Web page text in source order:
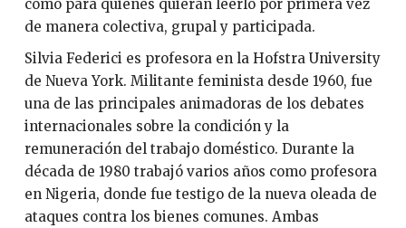
como para quienes quieran leerlo por primera vez
de manera colectiva, grupal y participada.
Silvia Federici es profesora en la Hofstra University
de Nueva York. Militante feminista desde 1960, fue
una de las principales animadoras de los debates
internacionales sobre la condición y la
remuneración del trabajo doméstico. Durante la
década de 1980 trabajó varios años como profesora
en Nigeria, donde fue testigo de la nueva oleada de
ataques contra los bienes comunes. Ambas